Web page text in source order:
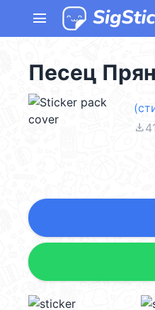
menu
Песец
file_download